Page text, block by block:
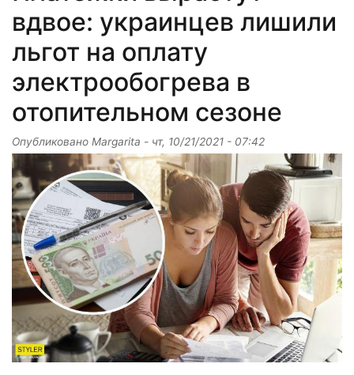
вдвое: украинцев лишили
льгот на оплату
электрообогрева в
отопительном сезоне
Опубликовано Margarita - чт, 10/21/2021 - 07:42